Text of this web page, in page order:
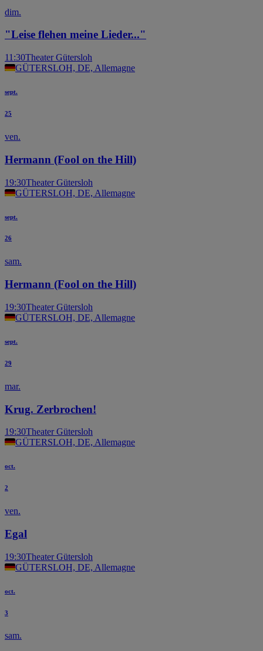
dim.
"Leise flehen meine Lieder..."
11:30Theater Gütersloh
GÜTERSLOH, DE, Allemagne
sept.
25
ven.
Hermann (Fool on the Hill)
19:30Theater Gütersloh
GÜTERSLOH, DE, Allemagne
sept.
26
sam.
Hermann (Fool on the Hill)
19:30Theater Gütersloh
GÜTERSLOH, DE, Allemagne
sept.
29
mar.
Krug. Zerbrochen!
19:30Theater Gütersloh
GÜTERSLOH, DE, Allemagne
oct.
2
ven.
Egal
19:30Theater Gütersloh
GÜTERSLOH, DE, Allemagne
oct.
3
sam.